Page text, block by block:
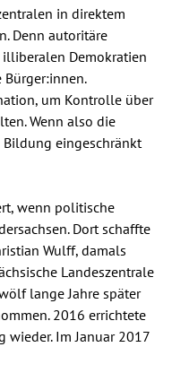
in direktem
Denn autoritäre
illiberalen Demokratien
um Kontrolle über
Wenn also die
eingeschränkt
wenn politische
Dort schaffte
Wulff, damals
Landeszentrale
lange Jahre später
2016 errichtete
wieder. Im Januar 2017